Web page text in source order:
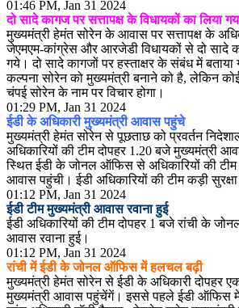
01:46 PM, Jan 31 2024
दो सादे कागज पर सत्तापक्ष के विधायकों का लिया
मुख्यमंत्री हेमंत सोरेन के आवास पर सत्तापक्ष के
जेएमएम-कांग्रेस और आरजेडी विधायकों से दो सादे
गये। दो सादे कागजों पर हस्ताक्षर के संबंध में बताया
कल्पना सोरेन को मुख्यमंत्री बनाने को है, लेकिन
चंपई सोरेन के नाम पर विचार होगा।
01:29 PM, Jan 31 2024
ईडी के अधिकारी मुख्यमंत्री आवास पहुंचे
मुख्यमंत्री हेमंत सोरेन से पूछताछ को प्रवर्तन
अधिकारियों की टीम दोपहर 1.20 बजे मुख्यमंत्री
स्थित ईडी के जोनल ऑफिस से अधिकारियों की टीम
आवास पहुंची। ईडी अधिकारियों की टीम कड़ी
01:12 PM, Jan 31 2024
ईडी टीम मुख्यमंत्री आवास रवाना हुई
ईडी अधिकारियों की टीम दोपहर 1 बजे रांची के
आवास रवाना हुई।
01:12 PM, Jan 31 2024
रांची में ईडी के जोनल ऑफिस में हलचल बढ़ी
मुख्यमंत्री हेमंत सोरेन से ईडी के अधिकारी दोपहर
मुख्यमंत्री आवास पहुंचेंगें। इससे पहले ईडी ऑफिस